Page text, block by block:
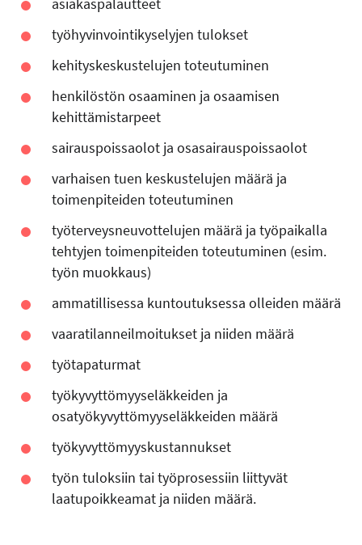
asiakaspalautteet
työhyvinvointikyselyjen tulokset
kehityskeskustelujen toteutuminen
henkilöstön osaaminen ja osaamisen
kehittämistarpeet
sairauspoissaolot ja osasairauspoissaolot
varhaisen tuen keskustelujen määrä ja
toimenpiteiden toteutuminen
työterveysneuvottelujen määrä ja työpaikalla
tehtyjen toimenpiteiden toteutuminen (esim.
työn muokkaus)
ammatillisessa kuntoutuksessa olleiden määrä
vaaratilanneilmoitukset ja niiden määrä
työtapaturmat
työkyvyttömyyseläkkeiden ja
osatyökyvyttömyyseläkkeiden määrä
työkyvyttömyyskustannukset
työn tuloksiin tai työprosessiin liittyvät
laatupoikkeamat ja niiden määrä.